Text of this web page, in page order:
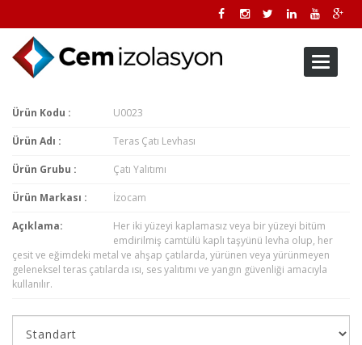
Toggle
Ürün Kodu : U0023
Ürün Adı : Teras Çatı Levhası
Ürün Grubu : Çatı Yalıtımı
Ürün Markası : İzocam
Açıklama:
Her iki yüzeyi kaplamasız veya bir yüzeyi bitüm
emdirilmiş camtülü kaplı taşyünü levha olup, her
çesit ve eğimdeki metal ve ahşap çatılarda, yürünen veya yürünmeyen
geleneksel teras çatılarda ısı, ses yalıtımı ve yangın güvenliği amacıyla
kullanılır.